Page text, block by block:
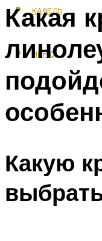
КАФЕЛЬ
МЕНЮ
Какая
Какую